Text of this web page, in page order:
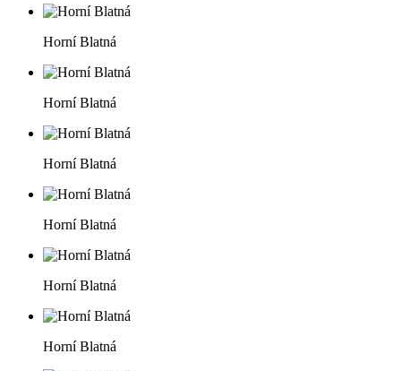
Horní Blatná
Horní Blatná
Horní Blatná
Horní Blatná
Horní Blatná
Horní Blatná